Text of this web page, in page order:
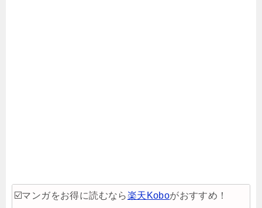
☑️マンガをお得に読むなら楽天Koboがおすすめ！